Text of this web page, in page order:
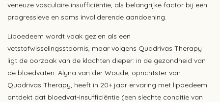
veneuze vasculaire insufficiëntie, als belangrijke factor bij een
progressieve en soms invaliderende aandoening.
Lipoedeem wordt vaak gezien als een
vetstofwisselingsstoornis, maar volgens Quadrivas Therapy
ligt de oorzaak van de klachten dieper: in de gezondheid van
de bloedvaten. Alyna van der Woude, oprichtster van
Quadrivas Therapy, heeft in 20+ jaar ervaring met lipoedeem
ontdekt dat bloedvat-insufficiëntie (een slechte conditie van